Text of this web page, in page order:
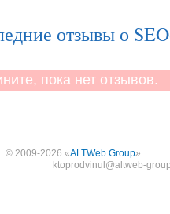
отзывы о
пока нет отзывов.
© 2009-2026 «ALTWeb Group»
ktoprodvinul@altweb-